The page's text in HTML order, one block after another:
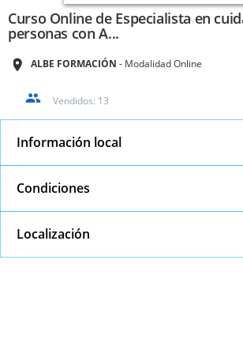
Curso Online de Especialista en
personas con A...
ALBE FORMACIÓN Modalidad Online
Vendidos: 13
Información local
Condiciones
Localización